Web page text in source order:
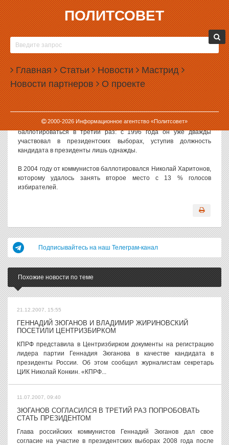
ПОЛИТСОВЕТ
Главная Статьи Новости Мастрид
Новости партнеров О проекте
2000-2026Информационное агентство «Политсовет»
18.12.2007, 15:50
ГЕННАДИЙ ЗЮГАНОВ СДАЛ ДОКУМЕНТЫ В
ЦИК
Лидер КПРФ Геннадий Зюганов принес в Центризбирком
документы на регистрацию кандидатом в президенты. Об этом
сообщает «Газета.ру».
Зюганов официально выдвинут на съезде КПРФ, который прошел
15 декабря в Подмосковье, на президентский пост он будет
баллотироваться в третий раз: с 1996 года он уже дважды
участвовал в президентских выборах, уступив должность
кандидата в президенты лишь однажды.
В 2004 году от коммунистов баллотировался Николай Харитонов,
которому удалось занять второе место с 13 % голосов
избирателей.
Подписывайтесь на наш Телеграм-канал
Похожие новости по теме
21.12.2007, 15:55
ГЕННАДИЙ ЗЮГАНОВ И ВЛАДИМИР ЖИРИНОВСКИЙ
ПОСЕТИЛИ ЦЕНТРИЗБИРКОМ
КПРФ представила в Центризбирком документы на регистрацию
лидера партии Геннадия Зюганова в качестве кандидата в
президенты России. Об этом сообщил журналистам секретарь
ЦИК Николай Конкин. «КПРФ...
11.07.2007, 09:40
ЗЮГАНОВ СОГЛАСИЛСЯ В ТРЕТИЙ РАЗ ПОПРОБОВАТЬ
СТАТЬ ПРЕЗИДЕНТОМ
Глава российских коммунистов Геннадий Зюганов дал свое
согласие на участие в президентских выборах 2008 года после